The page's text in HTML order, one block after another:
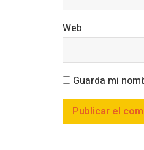
Web
Guarda mi